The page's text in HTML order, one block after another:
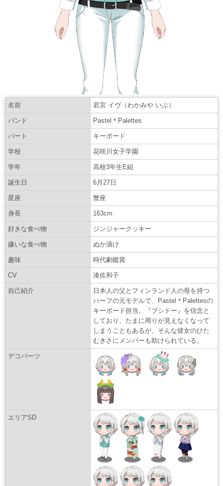
名前 若宮 イヴ（わかみや いぶ）
バンド Pastel＊Palettes
パート キーボード
学校 花咲川女子学園
学年 高校3年生E組
誕生日 6月27日
星座 蟹座
身長 163cm
好きな食べ物 ジンジャークッキー
嫌いな食べ物 ぬか漬け
趣味 時代劇鑑賞
CV 湊佐和子
自己紹介
日本人の父とフィンランド人の母を持つ
ハーフの元モデルで、Pastel＊Palettesの
キーボード担当。『ブシドー』を信念と
しており、たまに周りが見えなくなって
しまうこともあるが、そんな彼女のひた
むきさにメンバーも助けられている。
デコパーツ
エリアSD